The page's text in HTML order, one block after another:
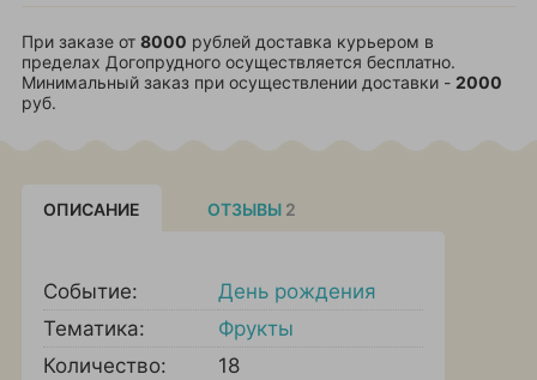
При заказе от 8000 рублей доставка курьером в
пределах Догопрудного осуществляется бесплатно.
Минимальный заказ при осуществлении доставки - 2000
руб.
ОПИСАНИЕ ОТЗЫВЫ 2
Событие:
День рождения
Тематика:
Фрукты
Количество:
18